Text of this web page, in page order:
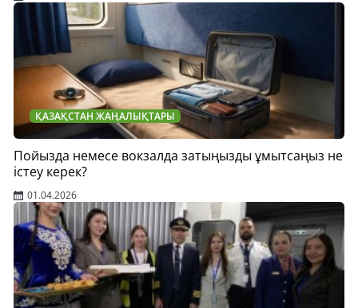
ҚАЗАҚСТАН ЖАҢАЛЫҚТАРЫ
Пойызда немесе вокзалда затыңызды ұмытсаңыз не
істеу керек?
01.04.2026